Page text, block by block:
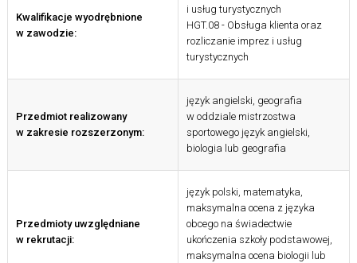
Kwalifikacje wyodrębnione
w zawodzie:
i usług turystycznych
HGT.08 - Obsługa klienta oraz
rozliczanie imprez i usług
turystycznych
Przedmiot realizowany
w zakresie rozszerzonym:
język angielski, geografia
w oddziale mistrzostwa
sportowego język angielski,
biologia lub geografia
Przedmioty uwzględniane
w rekrutacji:
język polski, matematyka,
maksymalna ocena z języka
obcego na świadectwie
ukończenia szkoły podstawowej,
maksymalna ocena biologii lub